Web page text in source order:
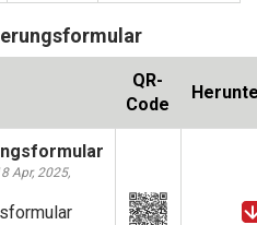
QR-
Code
Apr, 2025,